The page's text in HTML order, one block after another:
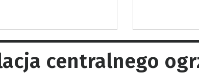
centralnego